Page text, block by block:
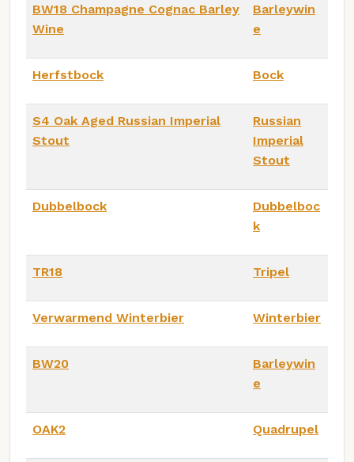
BW18 Champagne Cognac Barley
Wine
Barleywin
e
Herfstbock Bock
S4 Oak Aged Russian Imperial
Stout
Russian
Imperial
Stout
Dubbelbock
Dubbelboc
k
TR18 Tripel
Verwarmend Winterbier Winterbier
BW20
Barleywin
e
OAK2 Quadrupel